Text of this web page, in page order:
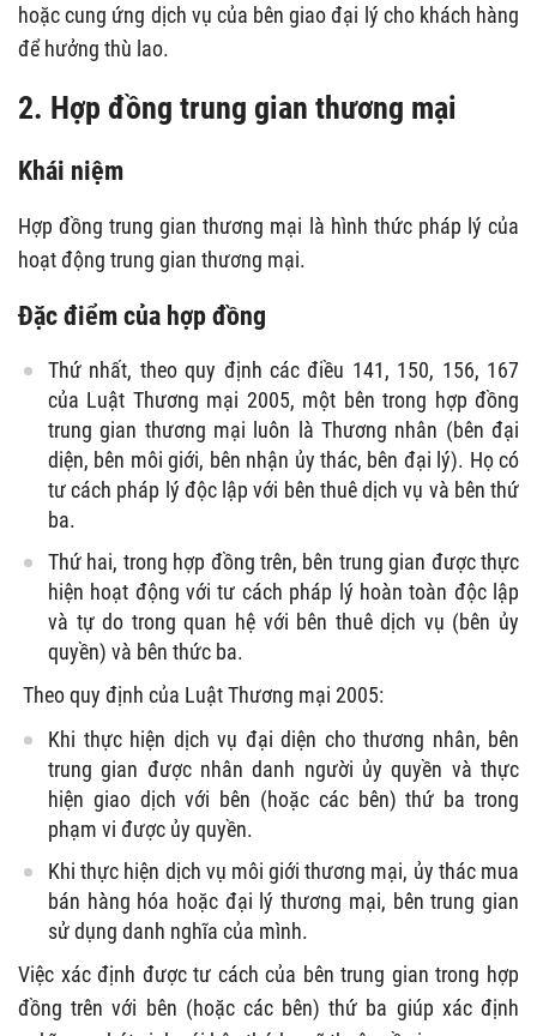
hoặc cung ứng dịch vụ của bên giao đại lý cho khách hàng
để hưởng thù lao.
2. Hợp đồng trung gian thương mại
Khái niệm
Hợp đồng trung gian thương mại là hình thức pháp lý của
hoạt động trung gian thương mại.
Đặc điểm của hợp đồng
Thứ nhất, theo quy định các điều 141, 150, 156, 167
của Luật Thương mại 2005, một bên trong hợp đồng
trung gian thương mại luôn là Thương nhân (bên đại
diện, bên môi giới, bên nhận ủy thác, bên đại lý). Họ có
tư cách pháp lý độc lập với bên thuê dịch vụ và bên thứ
ba.
Thứ hai, trong hợp đồng trên, bên trung gian được thực
hiện hoạt động với tư cách pháp lý hoàn toàn độc lập
và tự do trong quan hệ với bên thuê dịch vụ (bên ủy
quyền) và bên thức ba.
Theo quy định của Luật Thương mại 2005:
Khi thực hiện dịch vụ đại diện cho thương nhân, bên
trung gian được nhân danh người ủy quyền và thực
hiện giao dịch với bên (hoặc các bên) thứ ba trong
phạm vi được ủy quyền.
Khi thực hiện dịch vụ môi giới thương mại, ủy thác mua
bán hàng hóa hoặc đại lý thương mại, bên trung gian
sử dụng danh nghĩa của mình.
Việc xác định được tư cách của bên trung gian trong hợp
đồng trên với bên (hoặc các bên) thứ ba giúp xác định